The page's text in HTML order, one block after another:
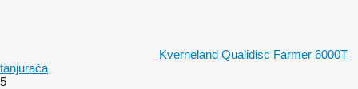
Kverneland Qualidisc Farmer 6000T
tanjurača
5